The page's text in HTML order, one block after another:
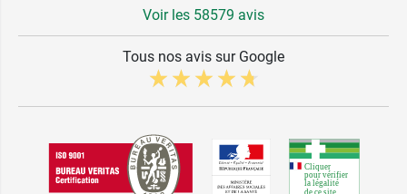
Voir les 58579 avis
Tous nos avis sur Google